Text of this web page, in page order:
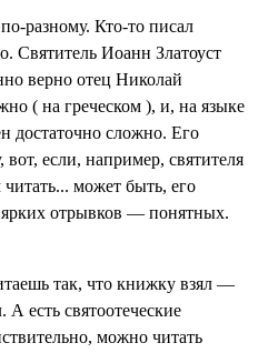
разному. Кто-то писал
Святитель Иоанн Златоуст
верно отец Николай
( на греческом ), и, на языке
достаточно сложно. Его
если, например, святителя
может быть, его
ярких отрывков — понятных.
так, что книжку взял —
А есть святоотеческие
можно читать